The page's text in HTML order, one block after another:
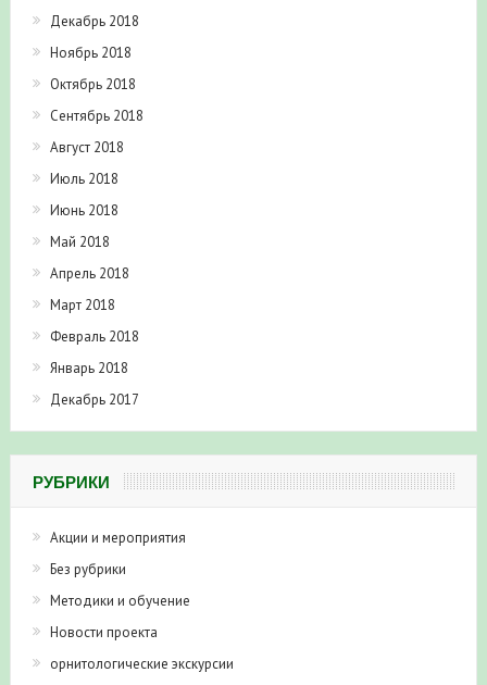
Декабрь 2018
Ноябрь 2018
Октябрь 2018
Сентябрь 2018
Август 2018
Июль 2018
Июнь 2018
Май 2018
Апрель 2018
Март 2018
Февраль 2018
Январь 2018
Декабрь 2017
РУБРИКИ
Акции и мероприятия
Без рубрики
Методики и обучение
Новости проекта
орнитологические экскурсии